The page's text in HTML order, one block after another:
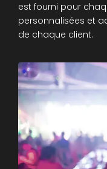
est fourni pour
personnalisées et
de chaque client.